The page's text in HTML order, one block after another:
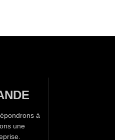
à
une